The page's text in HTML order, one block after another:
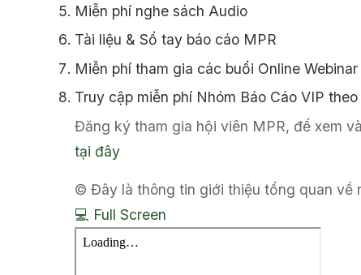
Miễn phí nghe sách Audio
Tài liệu & Sổ tay báo cáo MPR
Miễn phí tham gia các buổi Online Webinar
Truy cập miễn phí Nhóm Báo Cáo VIP
Đăng ký tham gia hội viên MPR, để xem
tại đây
© Đây là thông tin giới thiệu tổng quan về
💻 Full Screen